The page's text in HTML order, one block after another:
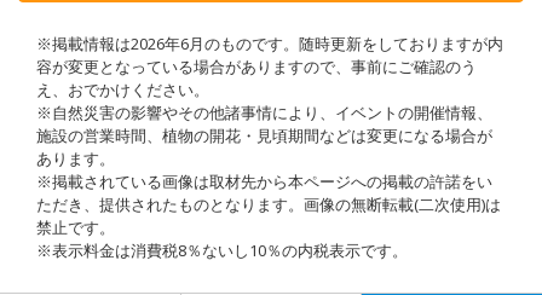
※掲載情報は2026年6月のものです。随時更新をしておりますが内
容が変更となっている場合がありますので、事前にご確認のう
え、おでかけください。
※自然災害の影響やその他諸事情により、イベントの開催情報、
施設の営業時間、植物の開花・見頃期間などは変更になる場合が
あります。
※掲載されている画像は取材先から本ページへの掲載の許諾をい
ただき、提供されたものとなります。画像の無断転載(二次使用)は
禁止です。
※表示料金は消費税8％ないし10％の内税表示です。